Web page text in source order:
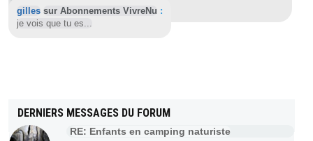
gilles sur Abonnements VivreNu :
je vois que tu es...
DERNIERS MESSAGES DU FORUM
RE: Enfants en camping naturiste